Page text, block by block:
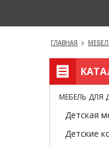
ГЛАВНАЯ
МЕБЕЛЬ ДЛЯ
Детская
Детские